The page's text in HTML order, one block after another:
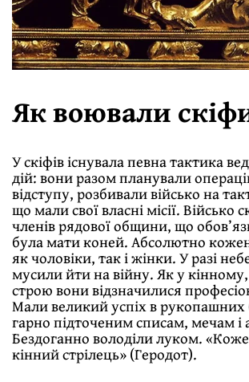
Як воювали
У скіфів існувала певна тактика
дiй: вони разом планували
вiдступу, розбивали вiйсько на
що мали свої власні місії. Військо
членів рядової общини, що
була мати коней. Абсолютно
як чоловiки, так i жiнки. У разі
мусили йти на війну. Як у
строю вони відзначилися
Мали великий успiх в рукопашних
гарно пiдточеним списам, мечам і
Бездоганно володіли луком.
кінний стрілець» (Геродот).